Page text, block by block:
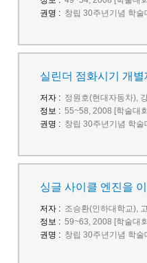
권명 : 창립 30주년기념 학
실린더 점화시기 개
저자 : 정원호(현대자동차),
정보 : 55~58, 2008 [학술대
권명 : 창립 30주년기념 학
싱글 사이클 엔진을
저자 : 조승환(인하대학교),
정보 : 59~63, 2008 [학술대
권명 : 창립 30주년기념 학